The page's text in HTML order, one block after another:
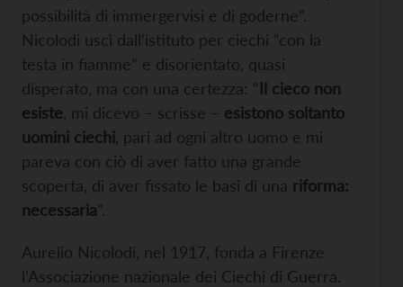
possibilità di immergervisi e di goderne”.
Nicolodi uscì dall’istituto per ciechi “con la
testa in fiamme” e disorientato, quasi
disperato, ma con una certezza: “Il cieco non
esiste , mi dicevo – scrisse – esistono soltanto
uomini ciechi , pari ad ogni altro uomo e mi
pareva con ciò di aver fatto una grande
scoperta, di aver fissato le basi di una riforma:
necessaria”.
Aurelio Nicolodi, nel 1917, fonda a Firenze
l’Associazione nazionale dei Ciechi di Guerra.